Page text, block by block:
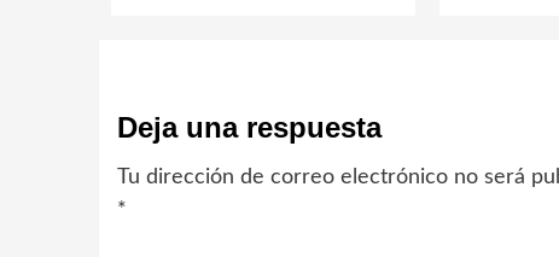
Deja una respuesta
Tu dirección de correo electrónico no será
*